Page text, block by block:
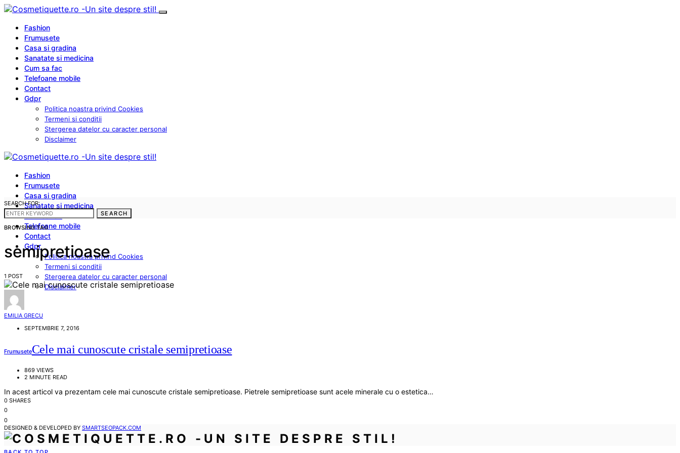
Fashion
Frumusete
Casa si gradina
Sanatate si medicina
Cum sa fac
Telefoane mobile
Contact
Gdpr
Politica noastra privind Cookies
Termeni si conditii
Stergerea datelor cu caracter personal
Disclaimer
Fashion
Frumusete
Casa si gradina
Sanatate si medicina
Cum sa fac
Telefoane mobile
Contact
Gdpr
Politica noastra privind Cookies
Termeni si conditii
Stergerea datelor cu caracter personal
Disclaimer
SEARCH FOR:
SEARCH
BROWSING TAG
semipretioase
1 POST
EMILIA GRECU
SEPTEMBRIE 7, 2016
FrumuseteCele mai cunoscute cristale semipretioase
869 VIEWS
2 MINUTE READ
In acest articol va prezentam cele mai cunoscute cristale semipretioase. Pietrele semipretioase sunt acele minerale cu o estetica…
0 SHARES
0
0
DESIGNED & DEVELOPED BY SMARTSEOPACK.COM